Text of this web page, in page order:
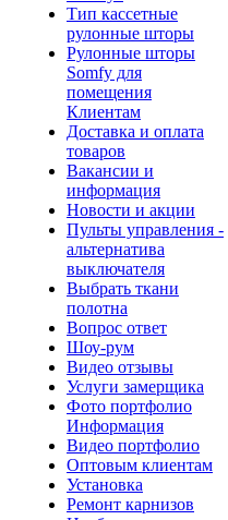
Тип кассетные
рулонные шторы
Рулонные шторы
Somfy для
помещения
Клиентам
Доставка и оплата
товаров
Вакансии и
информация
Новости и акции
Пульты управления -
альтернатива
выключателя
Выбрать ткани
полотна
Вопрос ответ
Шоу-рум
Видео отзывы
Услуги замерщика
Фото портфолио
Информация
Видео портфолио
Оптовым клиентам
Установка
Ремонт карнизов